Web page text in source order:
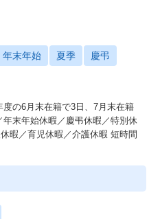
年末年始 夏季 慶弔
の6月末在籍で3日、7月末在籍
末年始休暇／慶弔休暇／特別休
／育児休暇／介護休暇 短時間